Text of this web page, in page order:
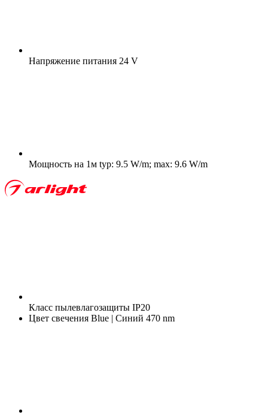
Напряжение питания 24 V
Мощность на 1м typ: 9.5 W/m; max: 9.6 W/m
Класс пылевлагозащиты IP20
Цвет свечения Blue | Синий 470 nm